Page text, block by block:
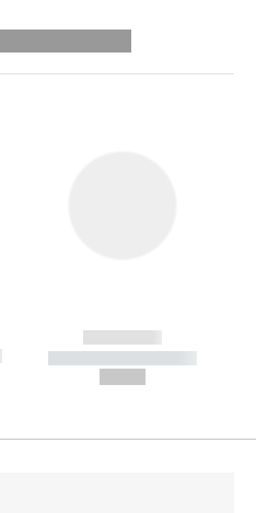
------------
----------- -----------